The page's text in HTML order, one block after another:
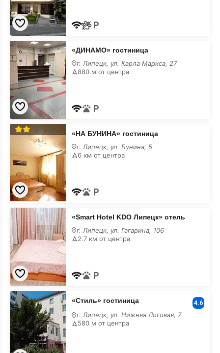
«ДИНАМО»
гостиница
«ДИНАМО» гостиница
г. Липецк, ул. Карла Маркса, 27
880 м от центра
«НА
БУНИНА»
гостиница
«НА БУНИНА» гостиница
г. Липецк, ул. Бунина, 5
6 км от центра
«Smart
Hotel
KDO
Липецк»
отель
«Smart Hotel KDO Липецк» отель
г. Липецк, ул. Гагарина, 106
2.7 км от центра
«Стиль»
гостиница
«Стиль» гостиница 4.6
г. Липецк, ул. Нижняя Логовая, 7
580 м от центра